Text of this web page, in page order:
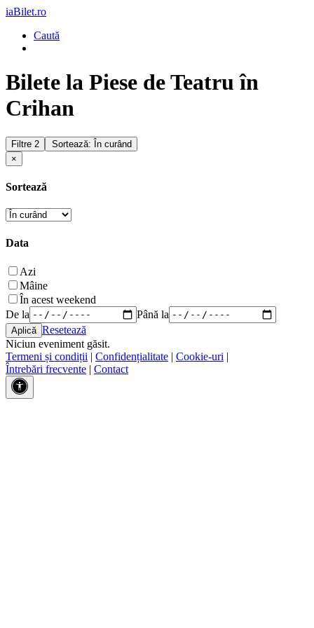
iaBilet.ro
Caută
Bilete la Piese de Teatru în
Crihan
Filtre 2
Sortează: În curând
×
Sortează
Data
Azi
Mâine
În acest weekend
De la
Până la
Resetează
Niciun eveniment găsit.
Termeni și condiții | Confidențialitate | Cookie-uri |
Întrebări frecvente | Contact